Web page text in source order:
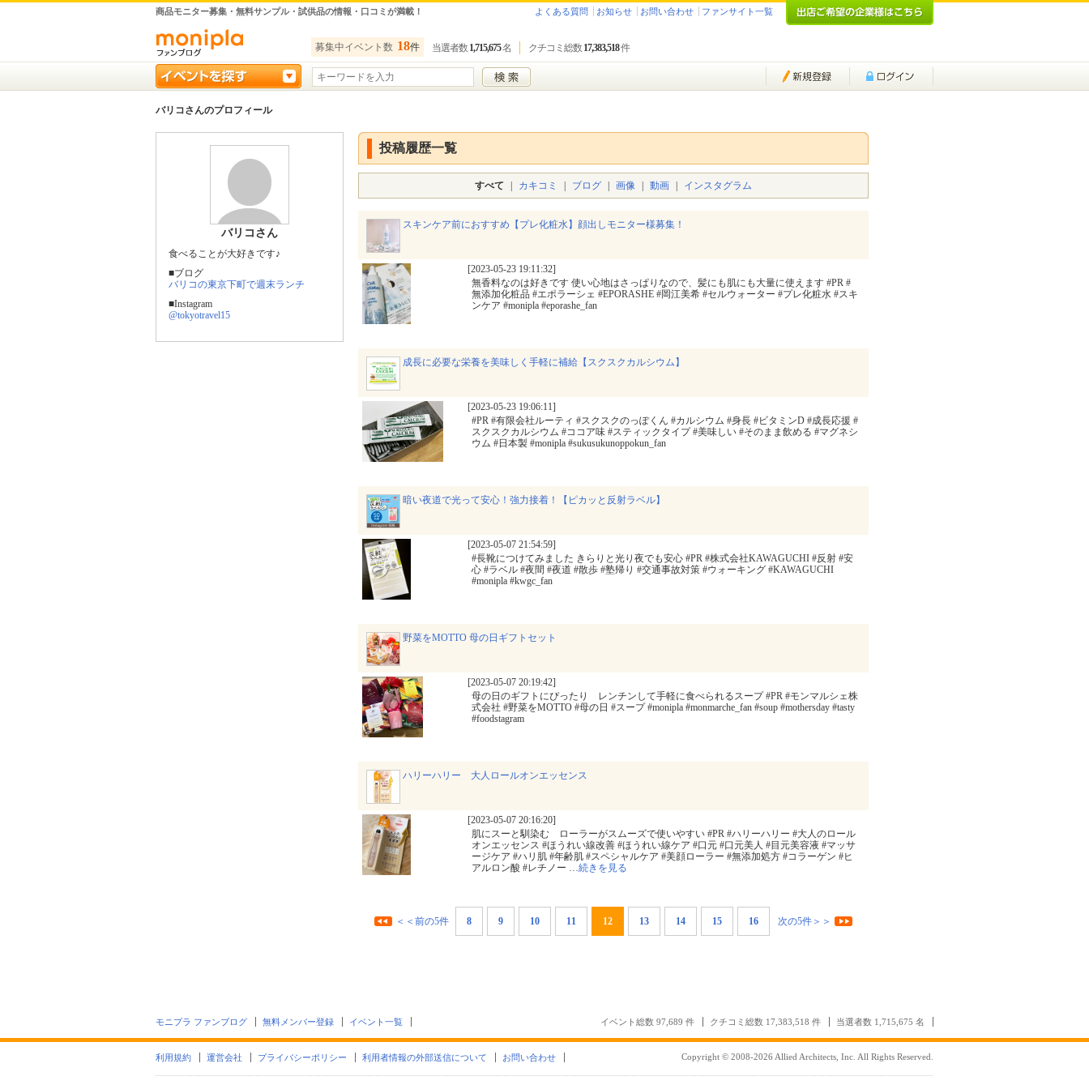
商品モニター募集・無料サンプル・試供品の情報・口コミが満載！ よくある質問 お知らせ お問い合わせ ファンサイト一覧
募集中イベント数 18件 当選者数 1,715,675名 クチコミ総数 17,383,518件
バリコさんのプロフィール
バリコさん
食べることが大好きです♪
■ブログ
バリコの東京下町で週末ランチ
■Instagram
@tokyotravel15
投稿履歴一覧
すべて カキコミ ブログ 画像 動画 インスタグラム
スキンケア前におすすめ【プレ化粧水】顔出しモニター様募集！
[2023-05-23 19:11:32]
無香料なのは好きです 使い心地はさっぱりなので、髪にも肌にも大量に使えます #PR #
無添加化粧品 #エポラーシェ #EPORASHE #岡江美希 #セルウォーター #プレ化粧水 #スキ
ンケア #monipla #eporashe_fan
成長に必要な栄養を美味しく手軽に補給【スクスクカルシウム】
[2023-05-23 19:06:11]
#PR #有限会社ルーティ #スクスクのっぽくん #カルシウム #身長 #ビタミンD #成長応援 #
スクスクカルシウム #ココア味 #スティックタイプ #美味しい #そのまま飲める #マグネシ
ウム #日本製 #monipla #sukusukunoppokun_fan
暗い夜道で光って安心！強力接着！【ピカッと反射ラベル】
[2023-05-07 21:54:59]
#長靴につけてみました きらりと光り夜でも安心 #PR #株式会社KAWAGUCHI #反射 #安
心 #ラベル #夜間 #夜道 #散歩 #塾帰り #交通事故対策 #ウォーキング #KAWAGUCHI
#monipla #kwgc_fan
野菜をMOTTO 母の日ギフトセット
[2023-05-07 20:19:42]
母の日のギフトにぴったり レンチンして手軽に食べられるスープ #PR #モンマルシェ株
式会社 #野菜をMOTTO #母の日 #スープ #monipla #monmarche_fan #soup #mothersday #tasty
#foodstagram
ハリーハリー 大人ロールオンエッセンス
[2023-05-07 20:16:20]
肌にスーと馴染む ローラーがスムーズで使いやすい #PR #ハリーハリー #大人のロール
オンエッセンス #ほうれい線改善 #ほうれい線ケア #口元 #口元美人 #目元美容液 #マッサ
ージケア #ハリ肌 #年齢肌 #スペシャルケア #美顔ローラー #無添加処方 #コラーゲン #ヒ
アルロン酸 #レチノー …続きを見る
＜＜前の5件 8 9 10 11 12 13 14 15 16 次の5件＞＞
モニプラ ファンブログ 無料メンバー登録 イベント一覧 イベント総数 97,689 件 クチコミ総数 17,383,518 件 当選者数 1,715,675 名
利用規約 運営会社 プライバシーポリシー 利用者情報の外部送信について お問い合わせ Copyright © 2008-2026 Allied Architects, Inc. All Rights Reserved.